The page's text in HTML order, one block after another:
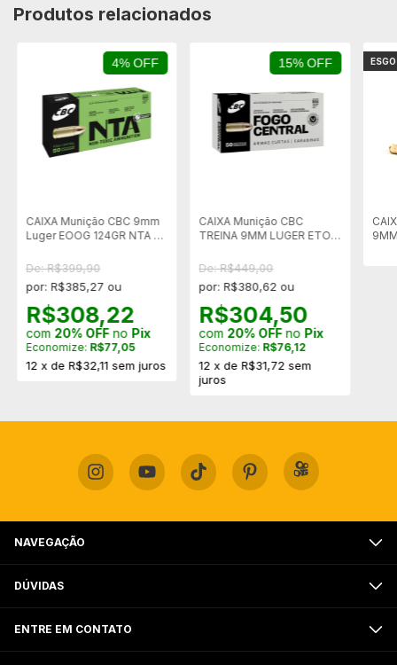
Produtos relacionados
4% OFF
CAIXA Munição CBC 9mm
Luger EOOG 124GR NTA -
De: R$399,90
por: R$385,27 ou
R$308,22
com 20% OFFno Pix
Economize: R$77,05
12 x de R$32,11 sem juros
15% OFF
CAIXA Munição CBC
TREINA 9MM LUGER ETOG
De: R$449,00
por: R$380,62 ou
R$304,50
com 20% OFFno Pix
Economize: R$76,12
12 xdeR$31,72 sem
juros
NAVEGAÇÃO
DÚVIDAS
ENTRE EM CONTATO